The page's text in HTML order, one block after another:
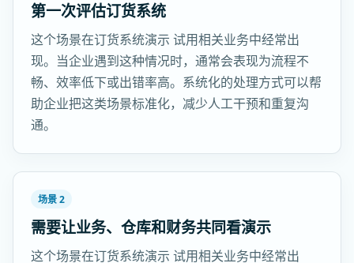
第一次评估订货系统
这个场景在订货系统演示 试用相关业务中经常出
现。当企业遇到这种情况时，通常会表现为流程不
畅、效率低下或出错率高。系统化的处理方式可以帮
助企业把这类场景标准化，减少人工干预和重复沟
通。
场景 2
需要让业务、仓库和财务共同看演示
这个场景在订货系统演示 试用相关业务中经常出